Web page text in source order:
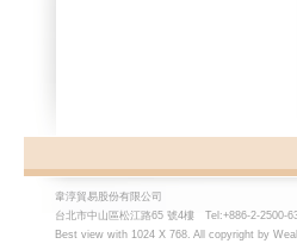
韋淳貿易股份有限公司
台北市中山區松江路65 號4樓 Tel:+886-2-2500-
Best view with 1024 X 768. All copyright by